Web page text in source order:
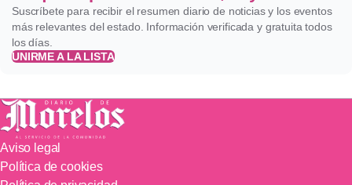
Suscríbete para recibir el resumen diario de noticias y los eventos
más relevantes del estado. Información verificada y gratuita todos
los días.
UNIRME A LA LISTA
Aviso legal
Política de cookies